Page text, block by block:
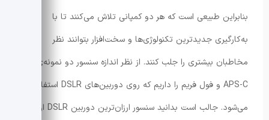
بنابراین طبیعی است که هر دو کمپانی تلاش می‌کنند تا با
به‌کارگیری جدیدترین تکنولوژی‌ها و سخت‌افزار بتوانند نظر
مخاطبان بیشتری را جلب کنند. از نظر اندازه سنسور دو نمونه‌ی
APS-C و فول فریم را داریم که روی دوربین‌های DSLR استفاده
می‌شود. جالب است بدانید سنسور ارزان‌ترین دوربین DSLR از